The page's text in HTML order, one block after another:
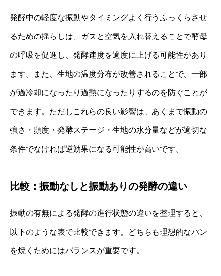
発酵中の軽度な振動やタイミングよく行うふっくらさせ
るための揺らしは、ガスと空気を入れ替えることで酵母
の呼吸を促進し、発酵速度を適度に上げる可能性があり
ます。また、生地の温度分布が改善されることで、一部
が過冷却になったり過熱になったりするのを防ぐことが
できます。ただしこれらの良い影響は、あくまで振動の
強さ・頻度・発酵ステージ・生地の水分量などが適切な
条件でなければ逆効果になる可能性が高いです。
比較：振動なしと振動ありの発酵の違い
振動の有無による発酵の進行状態の違いを整理すると、
以下のような表で比較できます。どちらも理想的なパン
を焼くためにはバランスが重要です。